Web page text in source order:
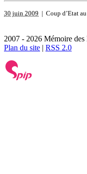
30 juin 2009 | Coup d’Etat
2007 - 2026 Mémoire des
Plan du site | RSS 2.0